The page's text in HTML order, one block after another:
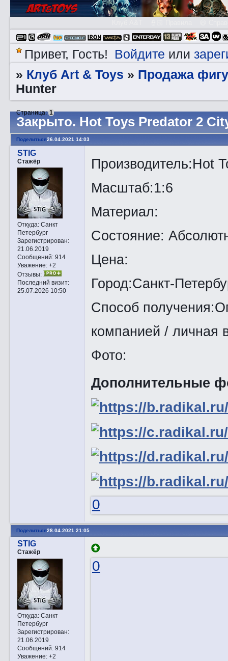
Привет, Гость! Войдите или
» Клуб Art & Toys » Продажа
Hunter
Закрытo. Hot Toys Predator 2
Страница:1
Поделиться26.04.2021 14:03
STIG
Стажёр
Откуда:Санкт
Петербург
Зарегистрирован:
21.06.2019
Сообщений:914
Уважение: +2
Отзывы:
Последний визит:
25.07.2026 10:50
Производитель:Hot
Масштаб:1:6
Материал:
Состояние:
Цена:
Город:Санкт-
Способ
компанией / личная
Фото:
Дополнительные
0
Поделиться28.04.2021 21:05
STIG
Стажёр
Откуда:Санкт
Петербург
Зарегистрирован:
21.06.2019
Сообщений:914
Уважение: +2
0